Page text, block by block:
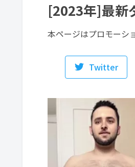
[2023年]最新
本ページはプロモーシ
Twitter